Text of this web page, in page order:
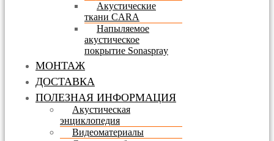
Акустические
ткани CARA
Напыляемое
акустическое
покрытие Sonaspray
МОНТАЖ
ДОСТАВКА
ПОЛЕЗНАЯ ИНФОРМАЦИЯ
Акустическая
энциклопедия
Видеоматериалы